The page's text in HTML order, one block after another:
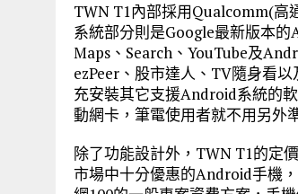
TWN T1內部採用Qualcomm(高
系統部分則是Google最新版本
Maps、Search、YouTube及
ezPeer、股市達人、TV隨身看
充安裝其它支援Android系統的
動網卡，筆電使用者就不用另外
除了功能設計外，TWN T1的定
市場中十分優惠的Android手機